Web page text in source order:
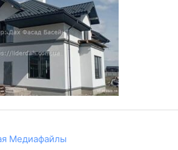
Медиафайлы